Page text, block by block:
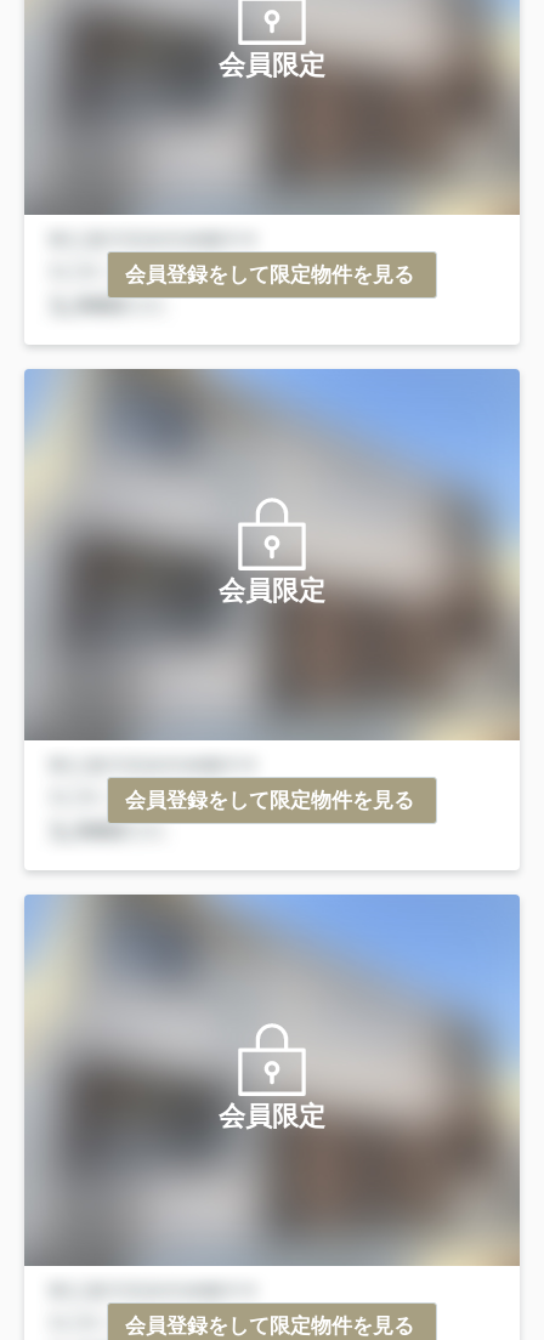
会員限定
会員登録をして限定物件を見る
会員限定
会員登録をして限定物件を見る
会員限定
会員登録をして限定物件を見る